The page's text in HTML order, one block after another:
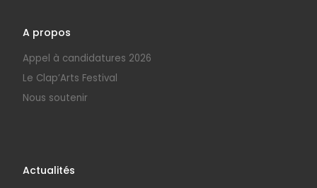
A propos
Appel à candidatures 2026
Le Clap’Arts Festival
Nous soutenir
Actualités